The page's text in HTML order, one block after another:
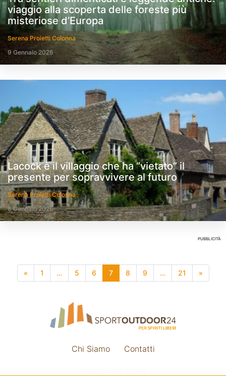
viaggio alla scoperta delle foreste più
misteriose d’Europa
Serena Proietti Colonna
9 Gennaio 2026
Lacock è il villaggio che ha “vietato” il
presente per sopravvivere al futuro
Serena Proietti Colonna
8 Gennaio 2026
PUBBLICITÀ
« 1 … 5 6 7 8 9 … 21 »
Chi Siamo Contatti